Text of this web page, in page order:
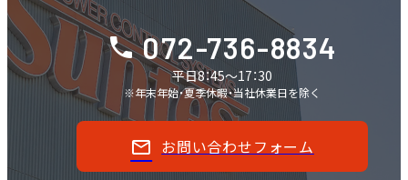
072-736-8834
平日8：45～17：30
※年末年始・夏季休暇・当社休業日を除く
お問い合わせフォーム